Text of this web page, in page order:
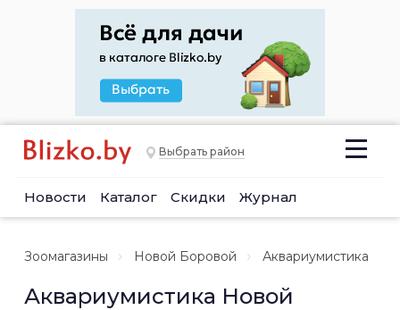
Выбрать район
Новости Каталог Скидки Журнал
Зоомагазины Новой Боровой Аквариумистика
Аквариумистика Новой